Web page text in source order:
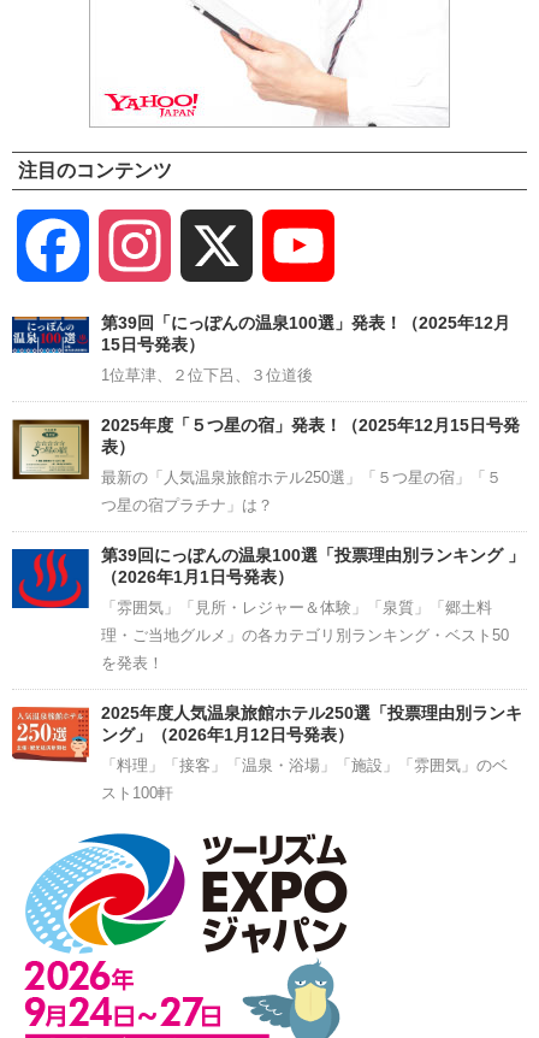
注目のコンテンツ
Facebook Instagram
Channel
第39回「にっぽんの温泉100選」発表！（2025年12月
15日号発表）
1位草津、２位下呂、３位道後
2025年度「５つ星の宿」発表！（2025年12月15日号発
表）
最新の「人気温泉旅館ホテル250選」「５つ星の宿」「５
つ星の宿プラチナ」は？
第39回にっぽんの温泉100選「投票理由別ランキング 」
（2026年1月1日号発表）
「雰囲気」「見所・レジャー＆体験」「泉質」「郷土料
理・ご当地グルメ」の各カテゴリ別ランキング・ベスト50
を発表！
2025年度人気温泉旅館ホテル250選「投票理由別ランキ
ング」（2026年1月12日号発表）
「料理」「接客」「温泉・浴場」「施設」「雰囲気」のベ
スト100軒